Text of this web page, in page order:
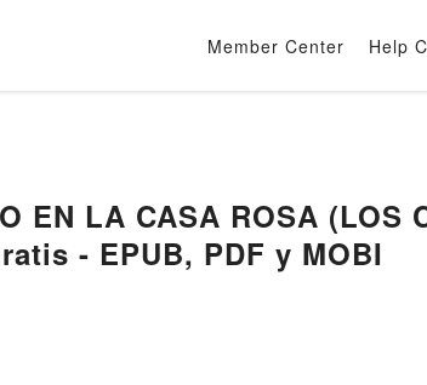
Member Center Help
EN LA CASA ROSA (LOS
- EPUB, PDF y MOBI